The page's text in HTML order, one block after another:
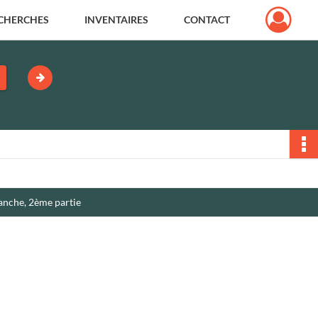
INVENTAIRES CONTACT
2ème partie